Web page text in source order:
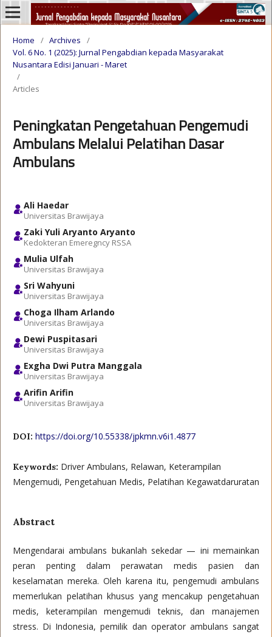
Home / Archives
/
Vol. 6 No. 1 (2025): Jurnal Pengabdian kepada Masyarakat
Nusantara Edisi Januari - Maret
/
Articles
Peningkatan Pengetahuan Pengemudi
Ambulans Melalui Pelatihan Dasar
Ambulans
Ali Haedar
Universitas Brawijaya
Zaki Yuli Aryanto Aryanto
Kedokteran Emeregncy RSSA
Mulia Ulfah
Universitas Brawijaya
Sri Wahyuni
Universitas Brawijaya
Choga Ilham Arlando
Universitas Brawijaya
Dewi Puspitasari
Universitas Brawijaya
Exgha Dwi Putra Manggala
Universitas Brawijaya
Arifin Arifin
Universitas Brawijaya
DOI: https://doi.org/10.55338/jpkmn.v6i1.4877
Keywords: Driver Ambulans, Relawan, Keterampilan
Mengemudi, Pengetahuan Medis, Pelatihan Kegawatdaruratan
Abstract
Mengendarai ambulans bukanlah sekedar — ini memainkan
peran penting dalam perawatan medis pasien dan
keselamatan mereka. Oleh karena itu, pengemudi ambulans
memerlukan pelatihan khusus yang mencakup pengetahuan
medis, keterampilan mengemudi teknis, dan manajemen
stress. Di Indonesia, pemilik dan operator ambulans sangat